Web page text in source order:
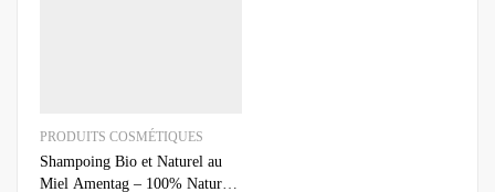
PRODUITS COSMÉTIQUES
Shampoing Bio et Naturel au
Miel Amentag – 100% Naturel